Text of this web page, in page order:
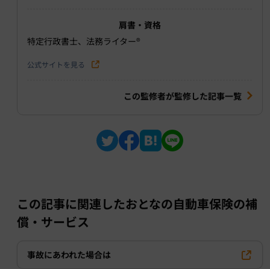
肩書・資格
特定行政書士、法務ライター®︎
公式サイトを見る
この監修者が監修した記事一覧
この記事に関連したおとなの自動車保険の補
償・サービス
事故にあわれた場合は